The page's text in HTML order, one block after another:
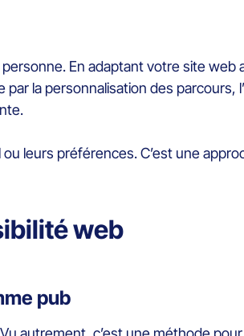
En adaptant votre site web
la personnalisation des parcours,
leurs préférences. C’est une
web
pub